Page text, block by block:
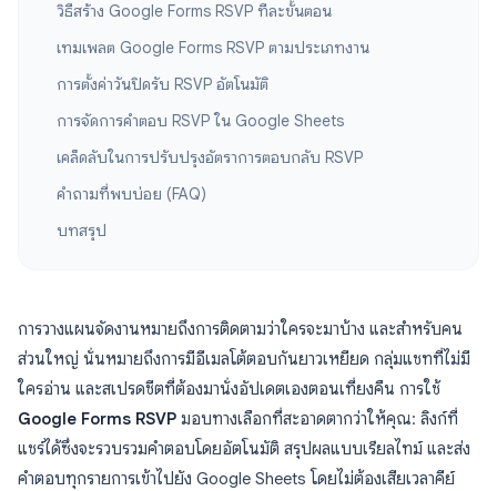
วิธีสร้าง Google Forms RSVP ทีละขั้นตอน
เทมเพลต Google Forms RSVP ตามประเภทงาน
การตั้งค่าวันปิดรับ RSVP อัตโนมัติ
การจัดการคำตอบ RSVP ใน Google Sheets
เคล็ดลับในการปรับปรุงอัตราการตอบกลับ RSVP
คำถามที่พบบ่อย (FAQ)
บทสรุป
การวางแผนจัดงานหมายถึงการติดตามว่าใครจะมาบ้าง และสำหรับคน
ส่วนใหญ่ นั่นหมายถึงการมีอีเมลโต้ตอบกันยาวเหยียด กลุ่มแชทที่ไม่มี
ใครอ่าน และสเปรดชีตที่ต้องมานั่งอัปเดตเองตอนเที่ยงคืน การใช้
Google Forms RSVP มอบทางเลือกที่สะอาดตากว่าให้คุณ: ลิงก์ที่
แชร์ได้ซึ่งจะรวบรวมคำตอบโดยอัตโนมัติ สรุปผลแบบเรียลไทม์ และส่ง
คำตอบทุกรายการเข้าไปยัง Google Sheets โดยไม่ต้องเสียเวลาคีย์